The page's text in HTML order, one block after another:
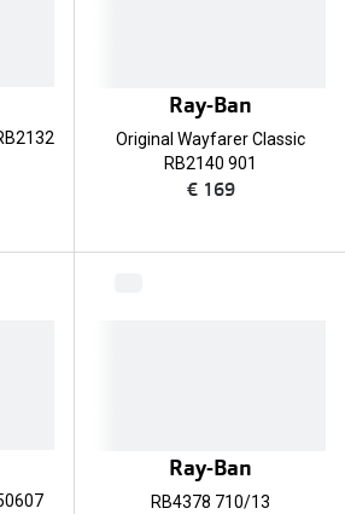
Ray-Ban
Original Wayfarer Classic
RB2140 901
€ 169
Ray-Ban
RB4378 710/13